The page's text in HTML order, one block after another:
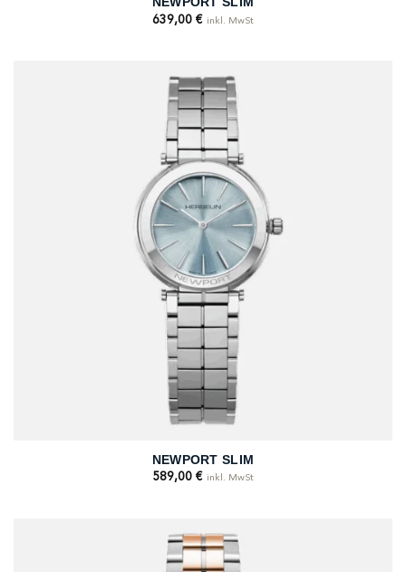
639,00 € inkl. MwSt
NEWPORT SLIM
589,00 € inkl. MwSt